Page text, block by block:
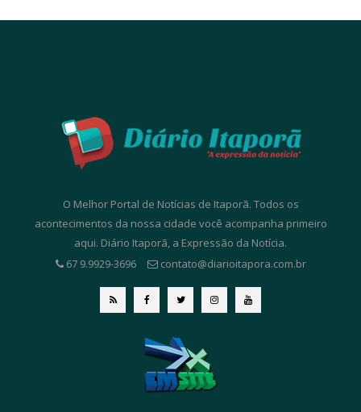
O Melhor Portal de Notícias de Itaporã. Todos os
acontecimentos da nossa cidade você acompanha primeiro
aqui. Diário Itaporã, a Expressão da Notícia.
67 9.9929-3696
contato@diarioitapora.com.br